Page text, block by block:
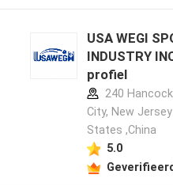
USA WEGI
INDUSTRY
profiel
240
City, New
States ,China
5.0